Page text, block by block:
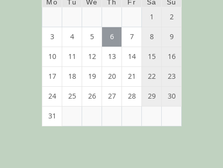
Mo Tu We Th Fr Sa Su
1 2
3 4 5 6 7 8 9
10 11 12 13 14 15 16
17 18 19 20 21 22 23
24 25 26 27 28 29 30
31